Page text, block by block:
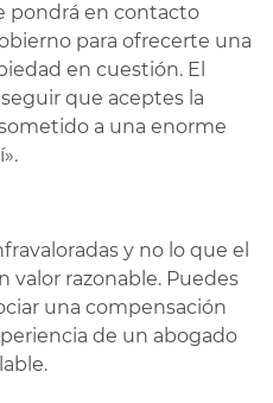
pondrá en contacto
para ofrecerte una
en cuestión. El
que aceptes la
a una enorme
y no lo que el
valor razonable. Puedes
una compensación
de un abogado